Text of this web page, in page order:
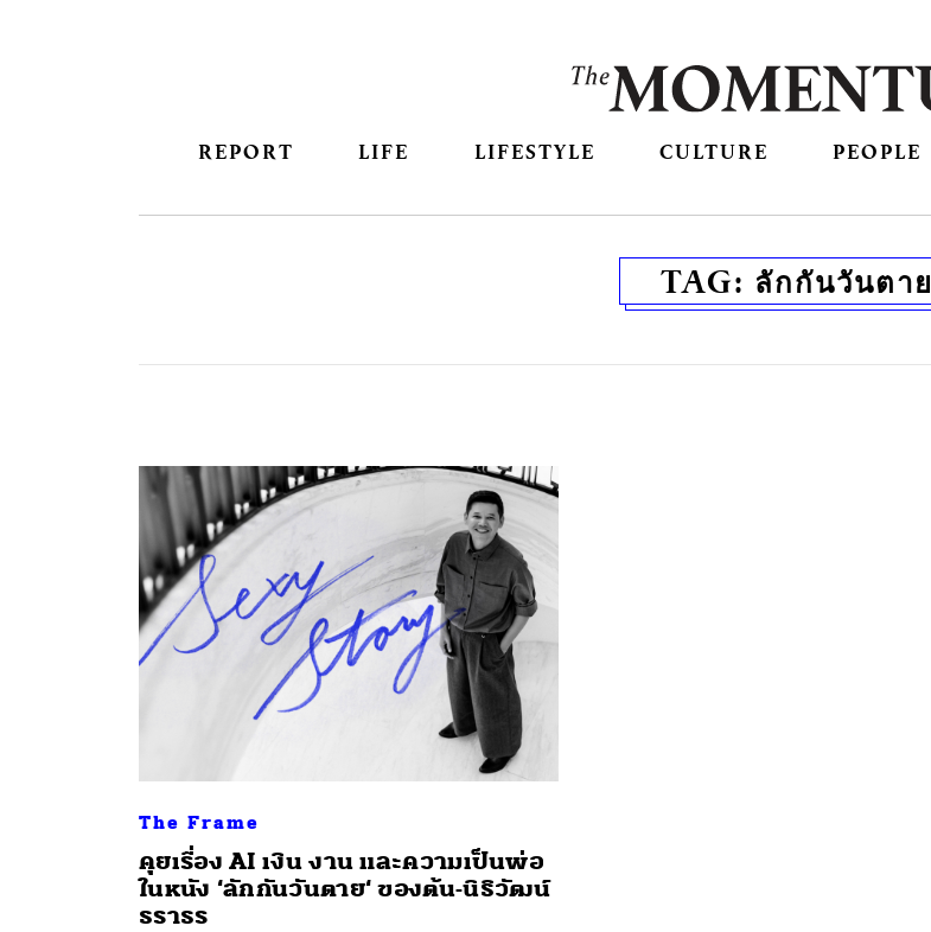
REPORT LIFE LIFESTYLE CULTURE PEOPLE
TAG: ลักกันวันตาย
The Frame
คุยเรื่อง AI เงิน งาน และความเป็นพ่อ
ในหนัง ‘ลักกันวันตาย‘ ของต้น-นิธิวัฒน์
ธราธร